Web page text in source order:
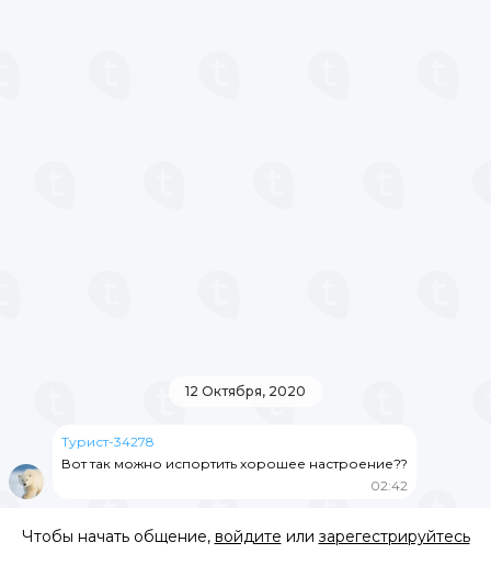
12 Октября, 2020
Турист-34278
Вот так можно испортить хорошее настроение??
02:42
Чтобы начать общение, войдите или зарегестрируйтесь